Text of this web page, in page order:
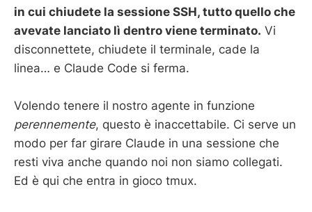
in cui chiudete la sessione SSH, tutto quello che
avevate lanciato lì dentro viene terminato. Vi
disconnettete, chiudete il terminale, cade la
linea… e Claude Code si ferma.
Volendo tenere il nostro agente in funzione
perennemente, questo è inaccettabile. Ci serve un
modo per far girare Claude in una sessione che
resti viva anche quando noi non siamo collegati.
Ed è qui che entra in gioco tmux.